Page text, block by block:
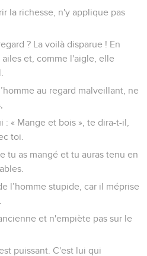
la richesse, n'y applique pas
? La voilà disparue ! En
et, comme l'aigle, elle
au regard malveillant, ne
« Mange et bois », te dira-t-il,
toi.
tu as mangé et tu auras tenu en
l’homme stupide, car il méprise
et n'empiète pas sur le
puissant. C'est lui qui